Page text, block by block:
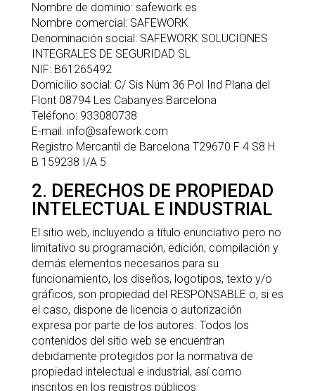
Nombre de dominio: safework.es
Nombre comercial: SAFEWORK
Denominación social: SAFEWORK SOLUCIONES
INTEGRALES DE SEGURIDAD SL
NIF: B61265492
Domicilio social: C/ Sis Núm 36 Pol Ind Plana del
Florit 08794 Les Cabanyes Barcelona
Teléfono: 933080738
E-mail: info@safework.com
Registro Mercantil de Barcelona T29670 F 4 S8 H
B 159238 I/A 5
2. DERECHOS DE PROPIEDAD
INTELECTUAL E INDUSTRIAL
El sitio web, incluyendo a título enunciativo pero no
limitativo su programación, edición, compilación y
demás elementos necesarios para su
funcionamiento, los diseños, logotipos, texto y/o
gráficos, son propiedad del RESPONSABLE o, si es
el caso, dispone de licencia o autorización
expresa por parte de los autores. Todos los
contenidos del sitio web se encuentran
debidamente protegidos por la normativa de
propiedad intelectual e industrial, así como
inscritos en los registros públicos